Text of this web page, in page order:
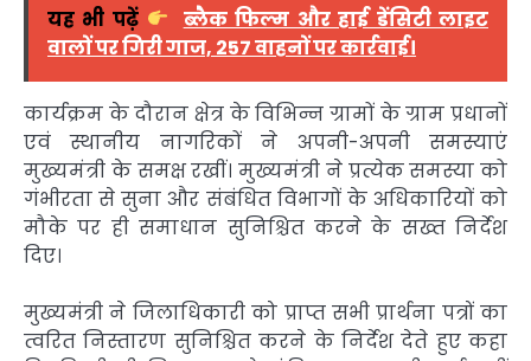
यह भी पढ़ें
ब्लैक फिल्म और हाई डेंसिटी लाइट
वालों पर गिरी गाज, 257 वाहनों पर कार्रवाई।
कार्यक्रम के दौरान क्षेत्र के विभिन्न ग्रामों के ग्राम प्रधानों
एवं स्थानीय नागरिकों ने अपनी-अपनी समस्याएं
मुख्यमंत्री के समक्ष रखीं। मुख्यमंत्री ने प्रत्येक समस्या को
गंभीरता से सुना और संबंधित विभागों के अधिकारियों को
मौके पर ही समाधान सुनिश्चित करने के सख्त निर्देश
दिए।
मुख्यमंत्री ने जिलाधिकारी को प्राप्त सभी प्रार्थना पत्रों का
त्वरित निस्तारण सुनिश्चित करने के निर्देश देते हुए कहा